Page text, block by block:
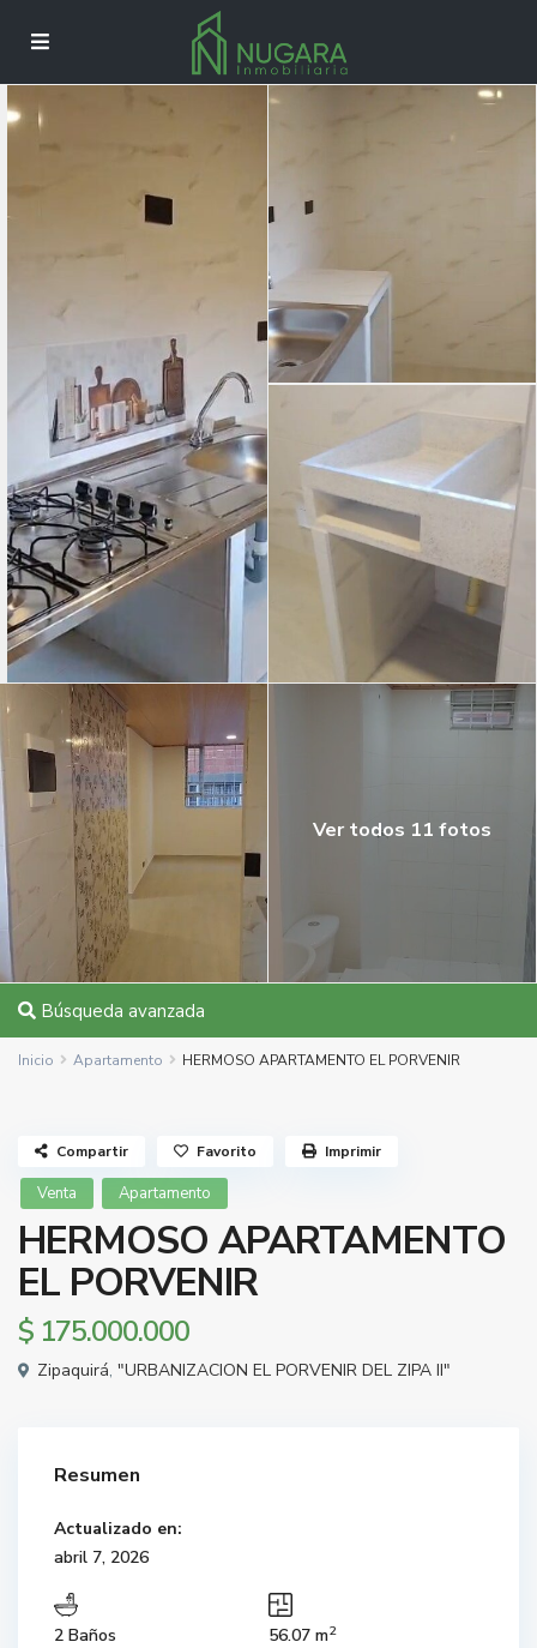
Ver todos 11 fotos
Búsqueda avanzada
Inicio Apartamento HERMOSO APARTAMENTO EL PORVENIR
Venta Apartamento
HERMOSO APARTAMENTO
EL PORVENIR
$ 175.000.000
Zipaquirá, "URBANIZACION EL PORVENIR DEL ZIPA II"
Compartir Favorito Imprimir
Resumen
Actualizado en:
abril 7, 2026
2 Baños 56.07 m2